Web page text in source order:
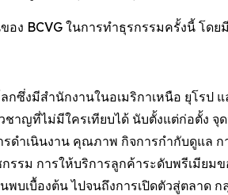
ง BCVG ในการทำธุรกรรมครั้งนี้ โด
ซึ่งมีสำนักงานในอเมริกาเหนือ ยุโรป
าญที่ไม่มีใครเทียบได้ นับตั้งแต่ก่อตั้ง
ำเนินงาน คุณภาพ กิจการกำกับดูแล ก
รม การให้บริการลูกค้าระดับพรีเมีย
เบื้องต้น ไปจนถึงการเปิดตัวสู่ตลาด